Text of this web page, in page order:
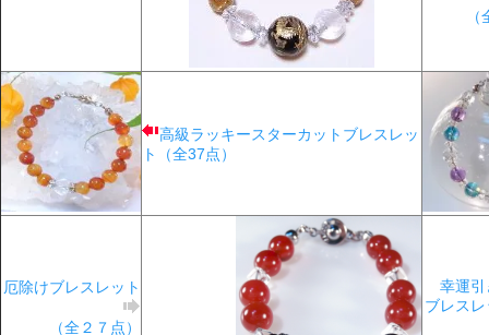
高級ラッキースターカットブレスレッ
ト（全37点）
厄除けブレスレット
（全２７点）
幸運
ブレス